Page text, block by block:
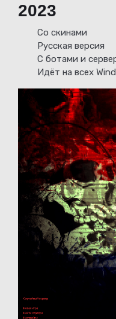
2023
Со скинами
Русская версия
С ботами и
Идёт на всех